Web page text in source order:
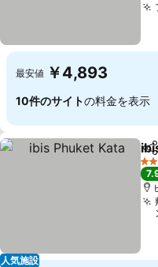
最安値 ￥4,893
10件のサイトの料金を表示
人気施設
シ
3